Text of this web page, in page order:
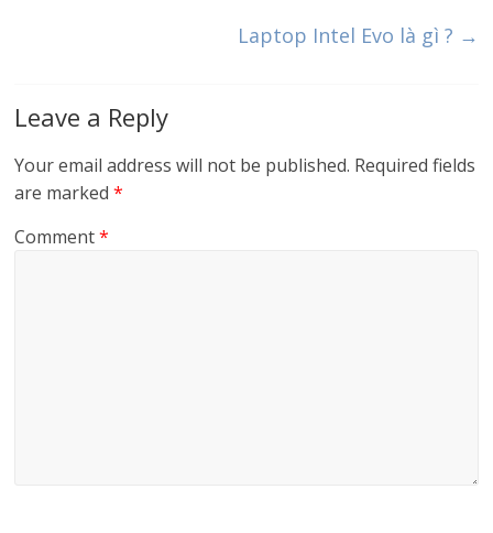
Laptop Intel Evo là gì ? →
Leave a Reply
Your email address will not be published. Required fields
are marked*
Comment*